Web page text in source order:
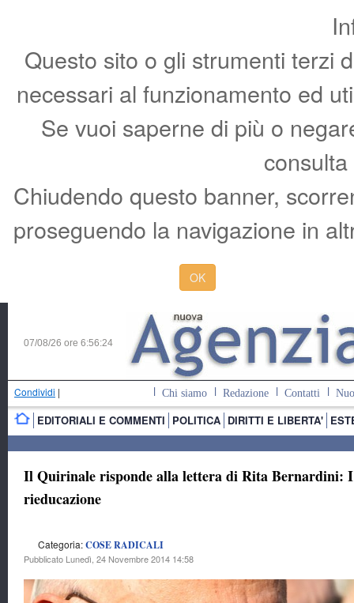
Questo sito o gli strumenti terzi
necessari al funzionamento ed
Se vuoi saperne di più o
Chiudendo questo banner,
proseguendo la navigazione in
OK
07/08/26 ore 6:56:25
Condividi | Chi siamo Redazione Contatti
EDITORIALI E COMMENTI POLITICA DIRITTI E LIBERTA'
Il Quirinale risponde alla lettera di Rita Bernardini:
rieducazione
Categoria:COSE RADICALI
Pubblicato Lunedì, 24 Novembre 2014 14:58